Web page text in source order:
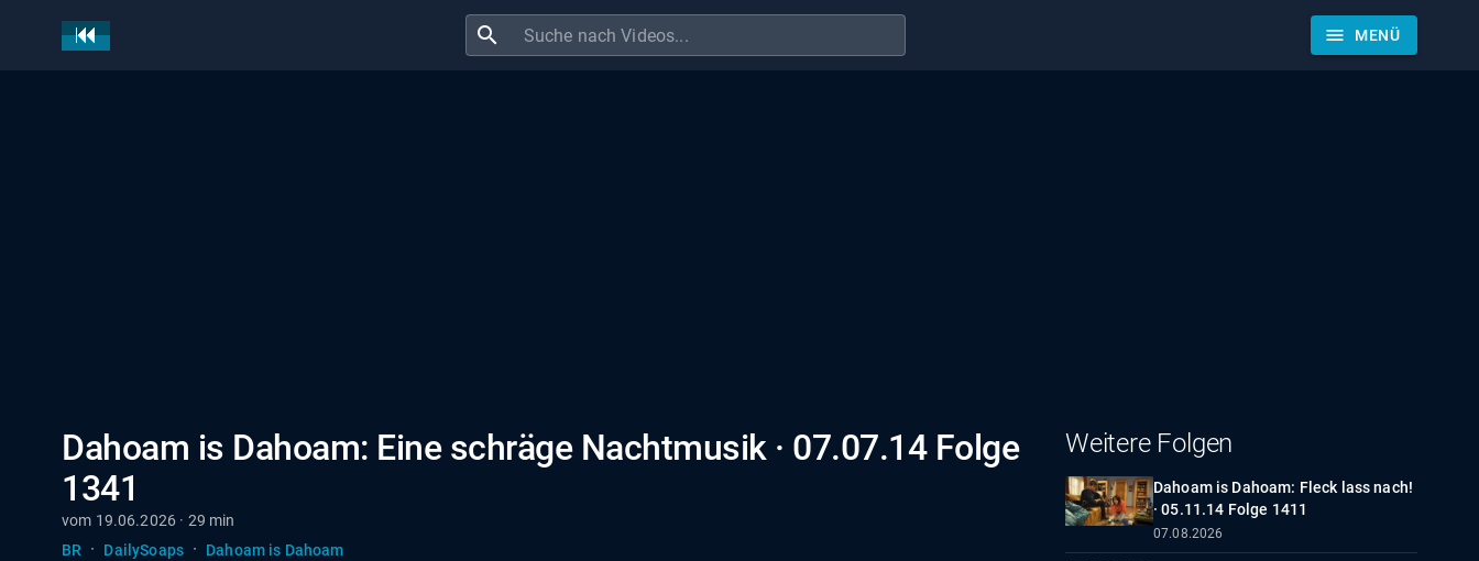
search menu MENÜ
Dahoam is Dahoam: Eine schräge Nachtmusik · 07.07.14 Folge
1341
vom 19.06.2026 · 29 min
BR
· DailySoaps · Dahoam is Dahoam
Weitere Folgen
Dahoam is Dahoam: Fleck lass nach!
· 05.11.14 Folge 1411
07.08.2026